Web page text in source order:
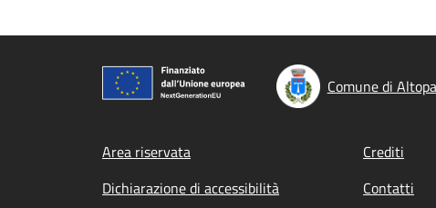
Comune di
Footer menu
Area riservata Crediti
Dichiarazione di accessibilità
Contatti